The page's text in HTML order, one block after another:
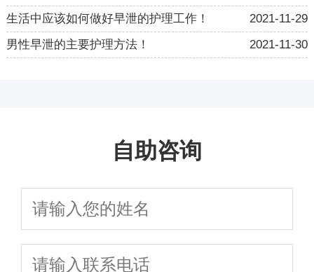
生活中应该如何做好早泄的护理工作！
2021-11-29
男性早泄的主要护理方法！
2021-11-30
自助咨询